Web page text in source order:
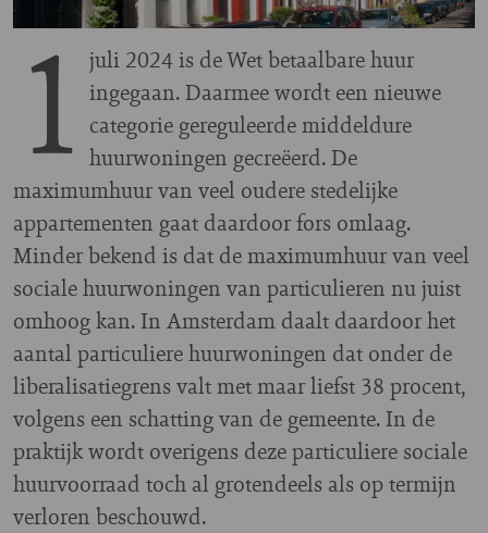
1 juli 2024 is de Wet betaalbare huur
ingegaan. Daarmee wordt een nieuwe
categorie gereguleerde middeldure
huurwoningen gecreëerd. De
maximumhuur van veel oudere stedelijke
appartementen gaat daardoor fors omlaag.
Minder bekend is dat de maximumhuur van veel
sociale huurwoningen van particulieren nu juist
omhoog kan. In Amsterdam daalt daardoor het
aantal particuliere huurwoningen dat onder de
liberalisatiegrens valt met maar liefst 38 procent,
volgens een schatting van de gemeente. In de
praktijk wordt overigens deze particuliere sociale
huurvoorraad toch al grotendeels als op termijn
verloren beschouwd.